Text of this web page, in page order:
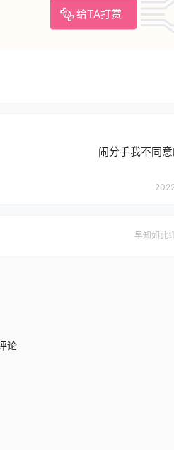
给TA打赏
闹分手我不同
早知如此
论